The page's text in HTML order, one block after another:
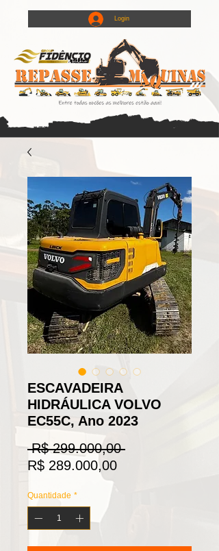
Login
ESCAVADEIRA
HIDRÁULICA VOLVO
EC55C, Ano 2023
R$ 299.000,00 Preço
R$ 289.000,00Preço
Quantidade *